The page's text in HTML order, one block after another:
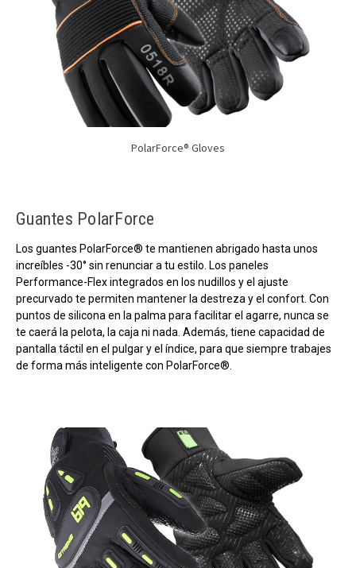
PolarForce® Gloves
Guantes PolarForce
Los guantes PolarForce® te mantienen abrigado hasta unos
increíbles -30° sin renunciar a tu estilo. Los paneles
Performance-Flex integrados en los nudillos y el ajuste
precurvado te permiten mantener la destreza y el confort. Con
puntos de silicona en la palma para facilitar el agarre, nunca se
te caerá la pelota, la caja ni nada. Además, tiene capacidad de
pantalla táctil en el pulgar y el índice, para que siempre trabajes
de forma más inteligente con PolarForce®.